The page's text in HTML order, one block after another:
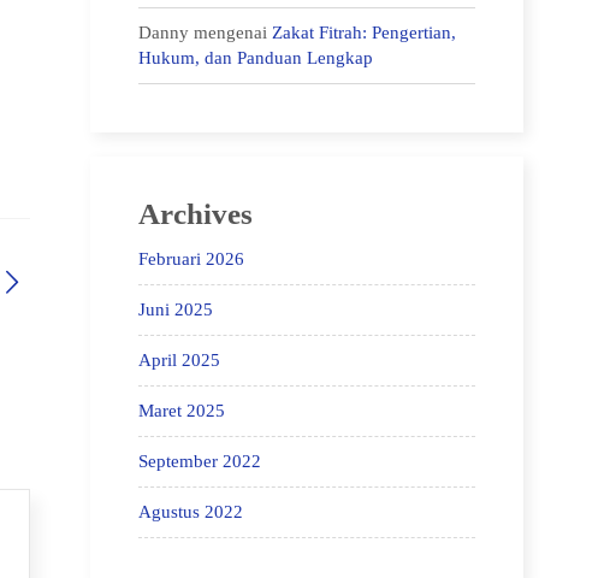
Danny mengenai Zakat Fitrah: Pengertian,
Hukum, dan Panduan Lengkap
Archives
Februari 2026
Juni 2025
April 2025
Maret 2025
September 2022
Agustus 2022